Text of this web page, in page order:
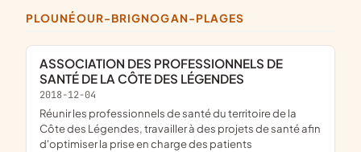
PLOUNÉOUR-BRIGNOGAN-PLAGES
ASSOCIATION DES PROFESSIONNELS DE
SANTÉ DE LA CÔTE DES LÉGENDES
2018-12-04
réunir les professionnels de santé du territoire de la
Côte des Légendes, travailler à des projets de santé afin
d'optimiser la prise en charge des patients